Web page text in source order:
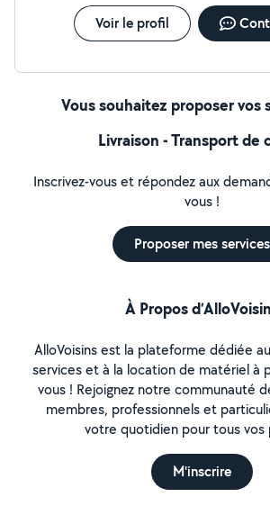
Voir le profil
Vous souhaitez proposer vos
Livraison - Transport de
Inscrivez-vous et répondez aux
vous !
Proposer mes services
À Propos
AlloVoisins est la plateforme dédiée
services et à la location de matériel à
vous ! Rejoignez notre communauté
membres, professionnels et
votre quotidien pour tous vos
M'inscrire